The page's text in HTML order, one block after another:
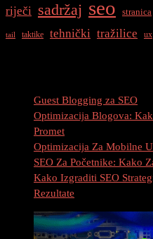
riječi sadržaj seo stranica
tail taktike tehnički tražilice ux
Guest Blogging za SEO
Optimizacija Blogova:
Promet
Optimizacija Za Mobilne
SEO Za Početnike: Kako
Kako Izgraditi SEO
Rezultate